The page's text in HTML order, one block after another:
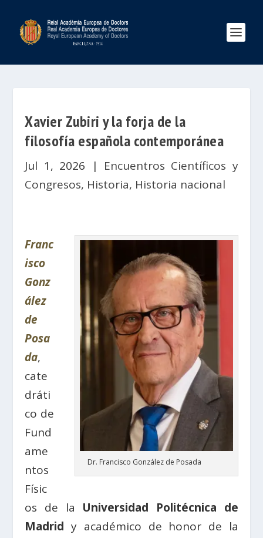
Xavier Zubiri y la forja de la
filosofía española contemporánea
Jul 1, 2026 | Encuentros Científicos y
Congresos, Historia, Historia nacional
Dr. Francisco González de Posada
Franc
isco
Gonz
ález
de
Posa
da,
cate
dráti
co de
Fund
ame
ntos
Físic
os de la Universidad Politécnica de
Madridy académico de honor de la